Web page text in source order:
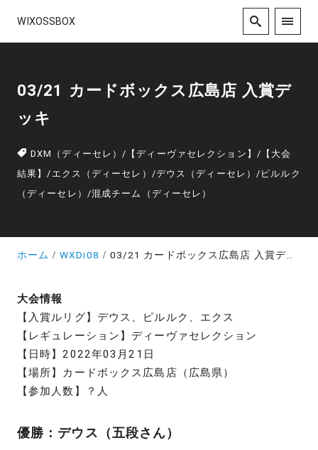
WIXOSSBOX
03/21 カードボックス広島店 入賞デ
ッキ
DXM（ディーセレ）/ 【ディーヴァセレクション】 / 【大会
結果】/ エクス（ディーセレ） /デウス（ディーセレ）/ ピルルク
（ディーセレ） /混成チーム（ディーセレ）
ホーム WXDi08 03/21 カードボックス広島店 入賞デッキ
大会情報
【入賞ルリグ】デウス、ピルルク、エクス
【レギュレーション】ディーヴァセレクション
【日時】2022年03月21日
【場所】カードボックス広島店（広島県）
【参加人数】？人
優勝：デウス（五段さん）